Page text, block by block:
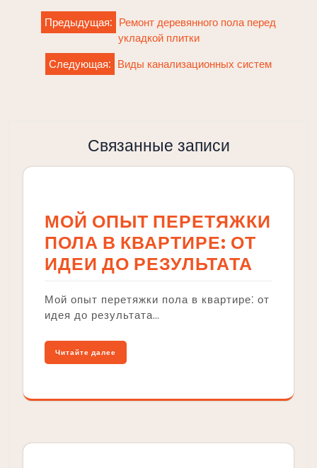
Навигация
записям
Предыдущая: Ремонт деревянного пола перед
укладкой плитки
Следующая: Виды канализационных систем
Связанные записи
МОЙ ОПЫТ ПЕРЕТЯЖКИ
ПОЛА В КВАРТИРЕ: ОТ
ИДЕИ ДО РЕЗУЛЬТАТА
Мой опыт перетяжки пола в квартире⁚ от
идея до результата…
Читайте далее